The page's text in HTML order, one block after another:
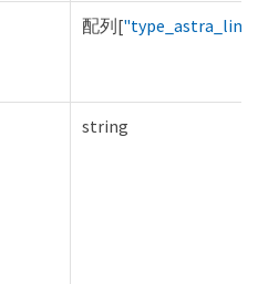
配列["type_astra_link"
string